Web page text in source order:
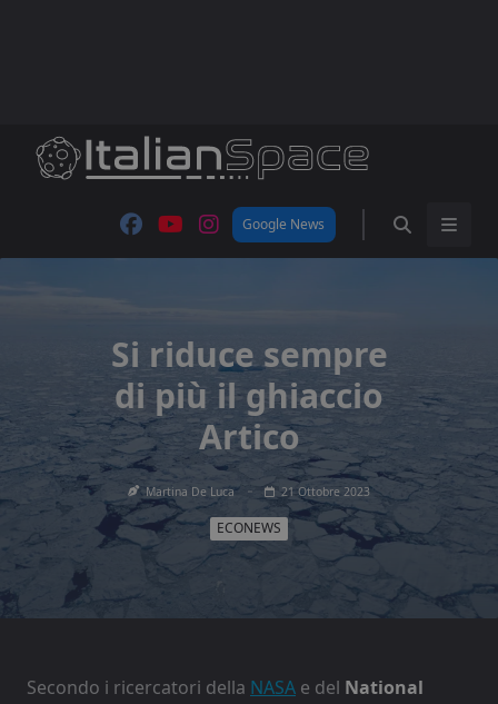
Google News
Si riduce sempre
di più il ghiaccio
Artico
Martina De Luca 21 Ottobre 2023
ECONEWS
Secondo i ricercatori della NASA e del National